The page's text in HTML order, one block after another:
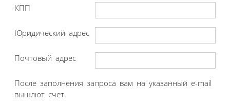
КПП
Юридический адрес
Почтовый адрес
После заполнения запроса вам на указанный e-mail
вышлют счет.